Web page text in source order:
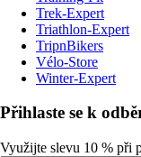
Trek-Expert
Triathlon-Expert
TripnBikers
Vélo-Store
Winter-Expert
Přihlaste se k
Využijte slevu 10 % při